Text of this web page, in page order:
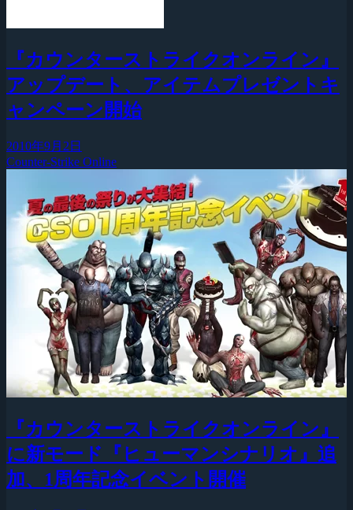
『カウンターストライクオンライン』
アップデート、アイテムプレゼントキ
ャンペーン開始
2010年9月2日
Counter-Strike Online
『カウンターストライクオンライン』
に新モード『ヒューマンシナリオ』追
加、1周年記念イベント開催